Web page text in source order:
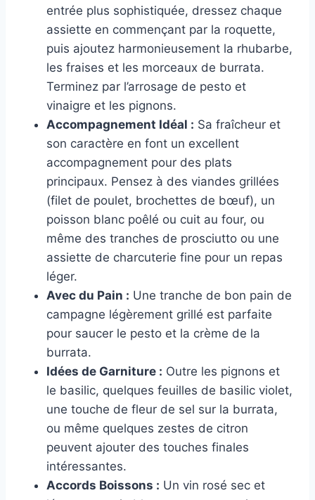
entrée plus sophistiquée, dressez chaque
assiette en commençant par la roquette,
puis ajoutez harmonieusement la rhubarbe,
les fraises et les morceaux de burrata.
Terminez par l’arrosage de pesto et
vinaigre et les pignons.
Accompagnement Idéal : Sa fraîcheur et
son caractère en font un excellent
accompagnement pour des plats
principaux. Pensez à des viandes grillées
(filet de poulet, brochettes de bœuf), un
poisson blanc poêlé ou cuit au four, ou
même des tranches de prosciutto ou une
assiette de charcuterie fine pour un repas
léger.
Avec du Pain : Une tranche de bon pain de
campagne légèrement grillé est parfaite
pour saucer le pesto et la crème de la
burrata.
Idées de Garniture : Outre les pignons et
le basilic, quelques feuilles de basilic violet,
une touche de fleur de sel sur la burrata,
ou même quelques zestes de citron
peuvent ajouter des touches finales
intéressantes.
Accords Boissons : Un vin rosé sec et